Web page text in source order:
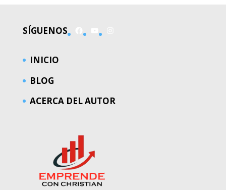
SÍGUENOS
INICIO
BLOG
ACERCA DEL AUTOR